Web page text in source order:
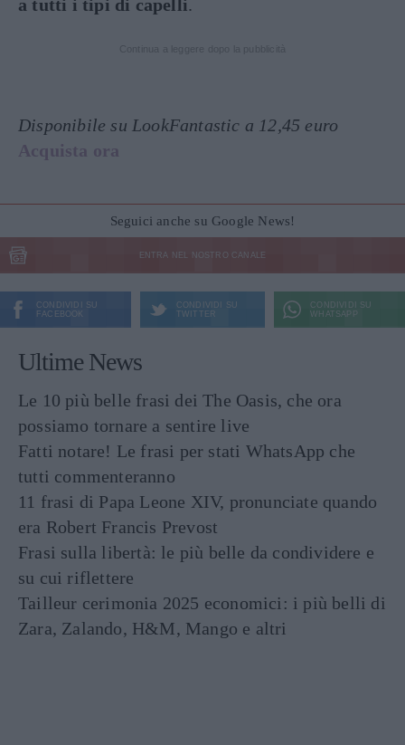
a tutti i tipi di capelli.
Disponibile su LookFantastic a 12,45 euro
Acquista ora
Seguici anche su Google News!
ENTRA NEL NOSTRO CANALE
CONDIVIDI SU
FACEBOOK
CONDIVIDI SU
TWITTER
CONDIVIDI SU
WHATSAPP
Ultime News
Le 10 più belle frasi dei The Oasis, che ora
possiamo tornare a sentire live
Fatti notare! Le frasi per stati WhatsApp che
tutti commenteranno
11 frasi di Papa Leone XIV, pronunciate quando
era Robert Francis Prevost
Frasi sulla libertà: le più belle da condividere e
su cui riflettere
Tailleur cerimonia 2025 economici: i più belli di
Zara, Zalando, H&M, Mango e altri